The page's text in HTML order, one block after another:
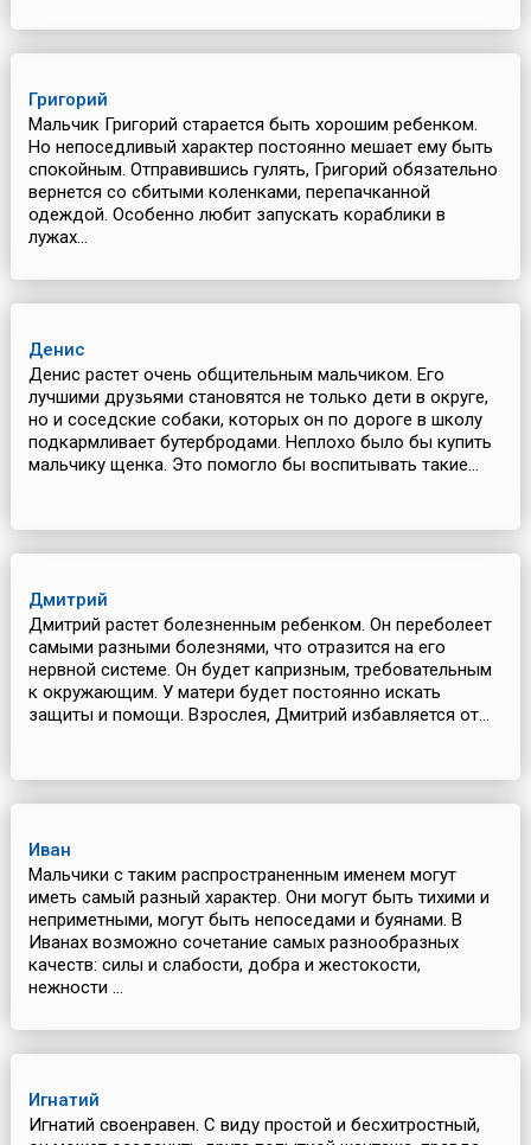
Григорий
Мальчик Григорий старается быть хорошим ребенком.
Но непоседливый характер постоянно мешает ему быть
спокойным. Отправившись гулять, Григорий обязательно
вернется со сбитыми коленками, перепачканной
одеждой. Особенно любит запускать кораблики в
лужах...
Денис
Денис растет очень общительным мальчиком. Его
лучшими друзьями становятся не только дети в округе,
но и соседские собаки, которых он по дороге в школу
подкармливает бутербродами. Неплохо было бы купить
мальчику щенка. Это помогло бы воспитывать такие...
Дмитрий
Дмитрий растет болезненным ребенком. Он переболеет
самыми разными болезнями, что отразится на его
нервной системе. Он будет капризным, требовательным
к окружающим. У матери будет постоянно искать
защиты и помощи. Взрослея, Дмитрий избавляется от...
Иван
Мальчики с таким распространенным именем могут
иметь самый разный характер. Они могут быть тихими и
неприметными, могут быть непоседами и буянами. В
Иванах возможно сочетание самых разнообразных
качеств: силы и слабости, добра и жестокости,
нежности ...
Игнатий
Игнатий своенравен. С виду простой и бесхитростный,